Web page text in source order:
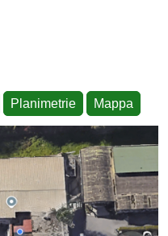
Planimetrie Mappa